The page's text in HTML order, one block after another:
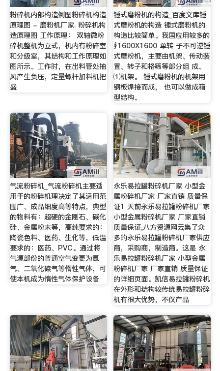
粉碎机内部构造例图粉碎机构造
原理图 - 磨粉机厂家. 粉碎机构
造原理图 工作原理： 双轴微粉
碎机整机为立式，机内有粉碎室
和分级室，其结构和工作原理如
图所示。工作时，在出料管处抽
风产生负压，定量螺杆加料机把
盛
锤式磨粉机的构造_百度文库锤
式磨粉机的构造 锤式磨粉机的
构造比较简单。我国应用较多的
∮1600X1600 单转 子不可逆锤
式磨粉机，主要由机架、传动装
置、转子和格筛等部分组 成。
⑴机架。 锤式磨粉机的机架用
钢板焊接而成， 也可以做成箱
型结构。
气流粉碎机_气流粉碎机主要适
用于的粉碎机理决定了其适用范
围广、成品细度高等特点，典型
的物料有：超硬的金刚石、碳化
硅、金属粉末等，高纯要求的：
陶瓷色料、医药、生化等，低温
要求的：医药、PVC。通过将
气源部份的普通空气变更为氮
气、二氧化碳气等惰性气体，可
使本机成为惰性气体保护设备
永乐易拉罐粉碎机厂家 小型金
属粉碎机厂家 厂家直销 质量保
证1 天前永乐易拉罐粉碎机厂家
小型金属粉碎机厂家 厂家直销
质量保证,八方资源网云集了众
多的永乐易拉罐粉碎机厂家供应
商，采购商，制造商。这是 永
乐易拉罐粉碎机厂家 小型金属
粉碎机厂家 厂家直销 质量保证
的详细页面。凯信易拉罐粉碎机
在外形和结构较传统易拉罐粉碎
机有很大优势，不仅产品